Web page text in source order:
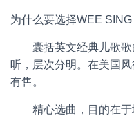
为什么要选择WEE SING
囊括英文经典儿歌歌
听，层次分明。在美国
有售。
精心选曲，目的在于